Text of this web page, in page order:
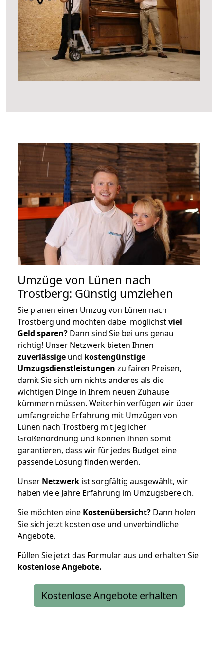
Umzüge von Lünen nach
Trostberg: Günstig umziehen
Sie planen einen Umzug von Lünen nach
Trostberg und möchten dabei möglichstviel
Geld sparen? Dann sind Sie bei uns genau
richtig! Unser Netzwerk bieten Ihnen
zuverlässige und kostengünstige
Umzugsdienstleistungen zu fairen Preisen,
damit Sie sich um nichts anderes als die
wichtigen Dinge in Ihrem neuen Zuhause
kümmern müssen. Weiterhin verfügen wir über
umfangreiche Erfahrung mit Umzügen von
Lünen nach Trostberg mit jeglicher
Größenordnung und können Ihnen somit
garantieren, dass wir für jedes Budget eine
passende Lösung finden werden.
Unser Netzwerk ist sorgfältig ausgewählt, wir
haben viele Jahre Erfahrung im Umzugsbereich.
Sie möchten eine Kostenübersicht? Dann holen
Sie sich jetzt kostenlose und unverbindliche
Angebote.
Füllen Sie jetzt das Formular aus und erhalten Sie
kostenloseAngebote.
Kostenlose Angebote erhalten